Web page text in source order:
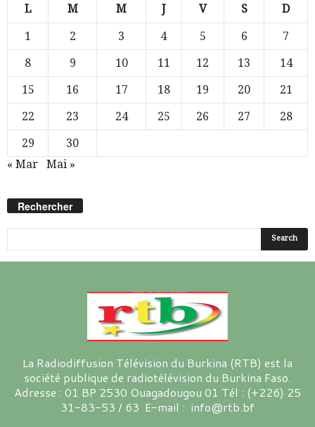
L M M J V S D
1 2 3 4 5 6
7
8
9 10 11 12 13
14
15
16 17 18 19 20
21
22
23 24 25 26 27
28
29
30
« Mar
Mai »
Rechercher
La Radiodiffusion Télévision du Burkina (RTB) est la
société publique de radiotélévision du Burkina Faso.
Adresse : 01 BP 2530 Ouagadougou 01 Tél : (+226) 25
31-83-53 / 63 E-mail : info@rtb.bf